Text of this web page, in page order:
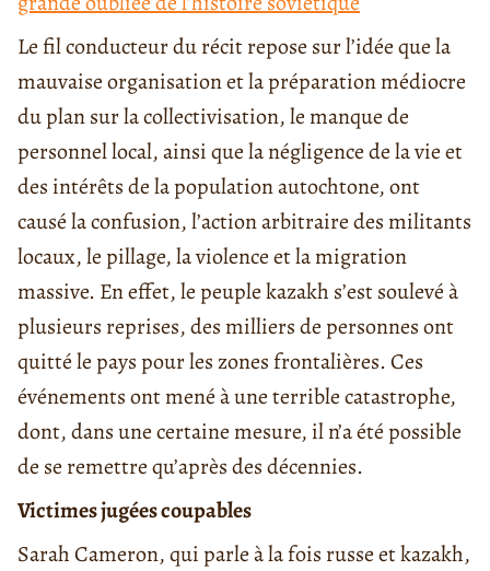
Le fil conducteur du récit repose sur l’idée que la
mauvaise organisation et la préparation médiocre
du plan sur la collectivisation, le manque de
personnel local, ainsi que la négligence de la vie et
des intérêts de la population autochtone, ont
causé la confusion, l’action arbitraire des militants
locaux, le pillage, la violence et la migration
massive. En effet, le peuple kazakh s’est soulevé à
plusieurs reprises, des milliers de personnes ont
quitté le pays pour les zones frontalières. Ces
événements ont mené à une terrible catastrophe,
dont, dans une certaine mesure, il n’a été possible
de se remettre qu’après des décennies.
Victimes jugées coupables
Sarah Cameron, qui parle à la fois russe et kazakh,